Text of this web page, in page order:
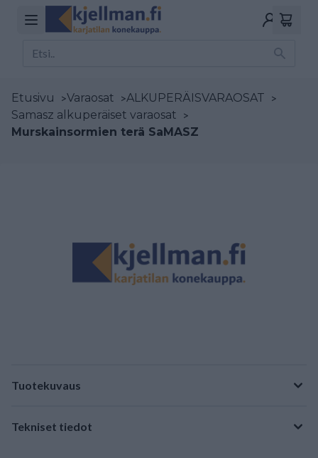
Etusivu >Varaosat >ALKUPERÄISVARAOSAT >
Samasz alkuperäiset varaosat >
Murskainsormien terä SaMASZ
Tuotekuvaus
Tekniset tiedot